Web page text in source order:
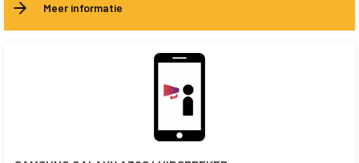
Meer informatie